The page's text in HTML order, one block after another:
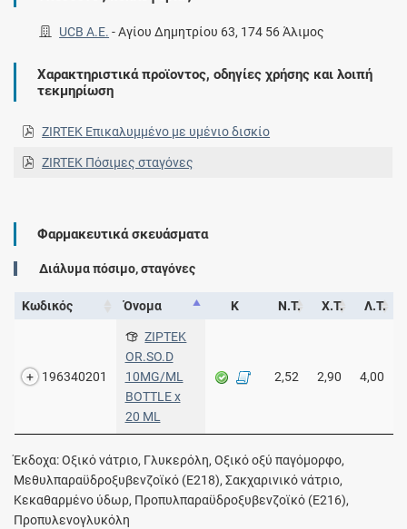
UCB A.E. -Αγίου Δημητρίου 63, 174 56 Άλιμος
Χαρακτηριστικά προϊοντος, οδηγίες χρήσης και λοιπή
τεκμηρίωση
ZIRTEK Επικαλυμμένο με υμένιο δισκίο
ZIRTEK Πόσιμες σταγόνες
Φαρμακευτικά σκευάσματα
Διάλυμα πόσιμο, σταγόνες
Κωδικός Όνομα Κ Ν.Τ. Χ.Τ. Λ.Τ.
196340201
ΖΙΡΤΕΚ
OR.SO.D
10MG/ML
BOTTLE x
20 ML
2,52 2,90 4,00
Έκδοχα: Οξικό νάτριο, Γλυκερόλη, Οξικό οξύ παγόμορφο,
Μεθυλπαραϋδροξυβενζοϊκό (E218), Σακχαρινικό νάτριο,
Κεκαθαρμένο ύδωρ, Προπυλπαραϋδροξυβενζοϊκό (E216),
Προπυλενογλυκόλη